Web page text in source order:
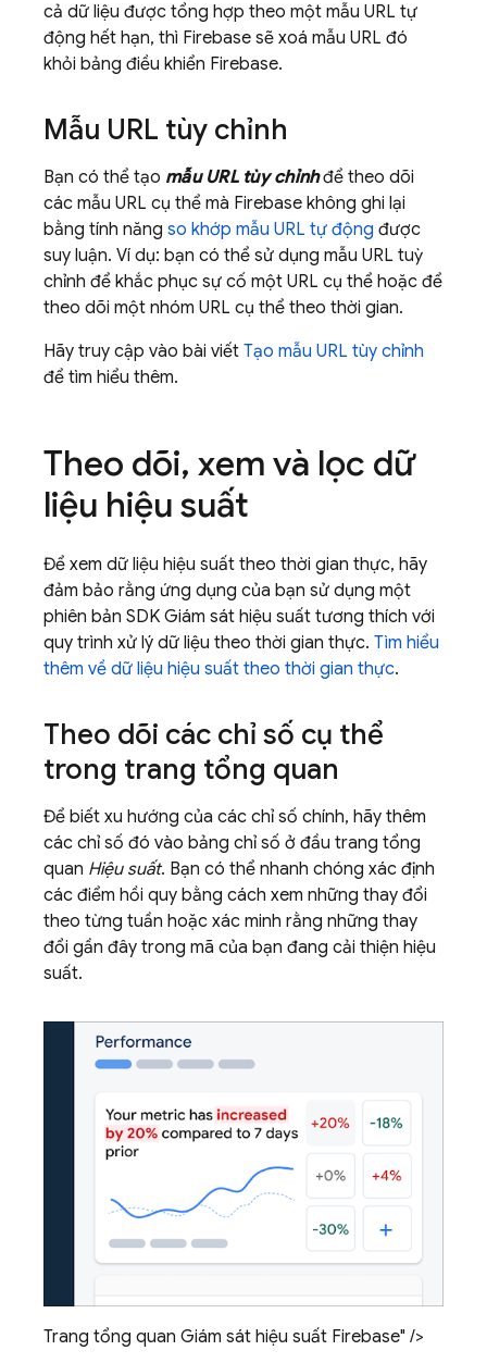
cả dữ liệu được tổng hợp theo một mẫu URL tự
động hết hạn, thì Firebase sẽ xoá mẫu URL đó
khỏi bảng điều khiển Firebase.
Mẫu URL tùy chỉnh
Bạn có thể tạo mẫu URL tùy chỉnhđể theo dõi
các mẫu URL cụ thể mà Firebase không ghi lại
bằng tính năng so khớp mẫu URL tự động được
suy luận. Ví dụ: bạn có thể sử dụng mẫu URL tuỳ
chỉnh để khắc phục sự cố một URL cụ thể hoặc để
theo dõi một nhóm URL cụ thể theo thời gian.
Hãy truy cập vào bài viết Tạo mẫu URL tùy chỉnh
để tìm hiểu thêm.
Theo dõi, xem và lọc dữ
liệu hiệu suất
Để xem dữ liệu hiệu suất theo thời gian thực, hãy
đảm bảo rằng ứng dụng của bạn sử dụng một
phiên bản SDK Giám sát hiệu suất tương thích với
quy trình xử lý dữ liệu theo thời gian thực. Tìm hiểu
thêm về dữ liệu hiệu suất theo thời gian thực.
Theo dõi các chỉ số cụ thể
trong trang tổng quan
Để biết xu hướng của các chỉ số chính, hãy thêm
các chỉ số đó vào bảng chỉ số ở đầu trang tổng
quan Hiệu suất. Bạn có thể nhanh chóng xác định
các điểm hồi quy bằng cách xem những thay đổi
theo từng tuần hoặc xác minh rằng những thay
đổi gần đây trong mã của bạn đang cải thiện hiệu
suất.
Trang tổng quan Giám sát hiệu suất Firebase" />